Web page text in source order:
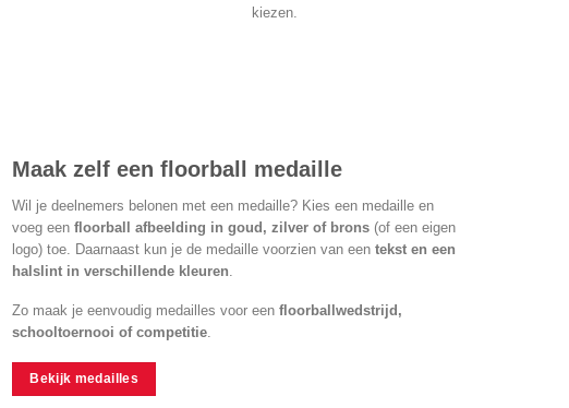
kiezen.
Maak zelf een floorball medaille
Wil je deelnemers belonen met een medaille? Kies een medaille en
voeg eenfloorball afbeelding in goud, zilver of brons (of een eigen
logo) toe. Daarnaast kun je de medaille voorzien van eentekst en een
halslint in verschillende kleuren
Zo maak je eenvoudig medailles voor eenfloorballwedstrijd,
schooltoernooi of competitie.
Bekijk medailles